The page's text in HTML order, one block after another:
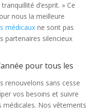
d’esprit. » Ce
nous la meilleure
médicauxne sont pas
partenaires silencieux
pour tous les
renouvelons sans cesse
vos besoins et suivre
Nos vêtements